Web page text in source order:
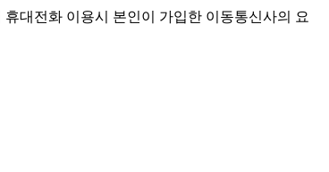
휴대전화 이용시 본인이 가입한 이동통신사의 요